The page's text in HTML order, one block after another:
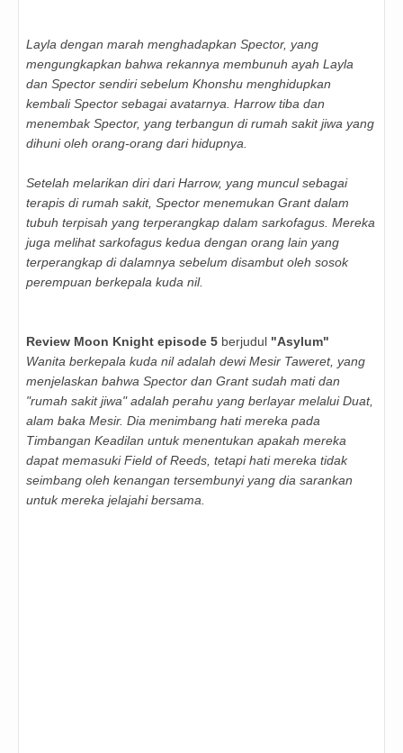
Layla dengan marah menghadapkan Spector, yang
mengungkapkan bahwa rekannya membunuh ayah Layla
dan Spector sendiri sebelum Khonshu menghidupkan
kembali Spector sebagai avatarnya. Harrow tiba dan
menembak Spector, yang terbangun di rumah sakit jiwa yang
dihuni oleh orang-orang dari hidupnya.
Setelah melarikan diri dari Harrow, yang muncul sebagai
terapis di rumah sakit, Spector menemukan Grant dalam
tubuh terpisah yang terperangkap dalam sarkofagus. Mereka
juga melihat sarkofagus kedua dengan orang lain yang
terperangkap di dalamnya sebelum disambut oleh sosok
perempuan berkepala kuda nil.
Review Moon Knight episode 5 berjudul "Asylum"
Wanita berkepala kuda nil adalah dewi Mesir Taweret, yang
menjelaskan bahwa Spector dan Grant sudah mati dan
"rumah sakit jiwa" adalah perahu yang berlayar melalui Duat,
alam baka Mesir. Dia menimbang hati mereka pada
Timbangan Keadilan untuk menentukan apakah mereka
dapat memasuki Field of Reeds, tetapi hati mereka tidak
seimbang oleh kenangan tersembunyi yang dia sarankan
untuk mereka jelajahi bersama.